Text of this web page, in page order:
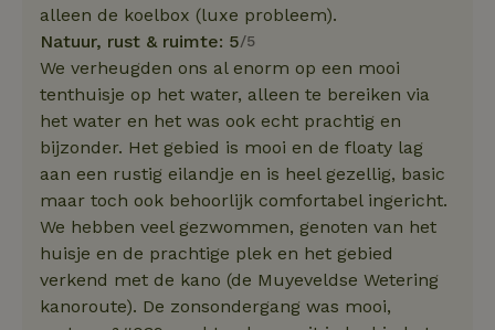
alleen de koelbox (luxe probleem).
Natuur, rust & ruimte: 5/5
We verheugden ons al enorm op een mooi
tenthuisje op het water, alleen te bereiken via
het water en het was ook echt prachtig en
bijzonder. Het gebied is mooi en de floaty lag
aan een rustig eilandje en is heel gezellig, basic
maar toch ook behoorlijk comfortabel ingericht.
We hebben veel gezwommen, genoten van het
huisje en de prachtige plek en het gebied
verkend met de kano (de Muyeveldse Wetering
kanoroute). De zonsondergang was mooi,